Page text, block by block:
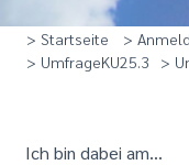
> Startseite
>
> UmfrageKU25.3
>
Ich bin dabei am...